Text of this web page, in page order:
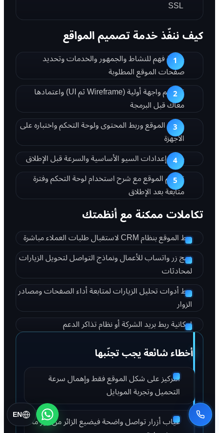
SSL
كيف ننفّذ خدمة تصميم المواقع
جلسة فهم للنشاط والجمهور والخدمات وتحديد
صفحات الموقع المطلوبة
تصميم واجهة أولية (Wireframe ثم UI) واعتمادها
معاك قبل البرمجة
برمجة الموقع وربط المحتوى ولوحة التحكم واختباره على
الأجهزة
ضبط إعدادات السيو الأساسية والسرعة قبل الإطلاق
تسليم الموقع مع شرح استخدام لوحة التحكم وفترة
متابعة بعد الإطلاق
تكاملات ممكنة مع أنظمتك
ربط الموقع بنظام CRM لاستقبال طلبات العملاء مباشرة
دمج زر واتساب للأعمال ونماذج التواصل لتحويل الزيارات
لمحادثات
ربط أدوات تحليل الزيارات لمتابعة أداء الصفحات ومصادر
الزوار
إمكانية ربط بريد الشركة أو نظام تذاكر الدعم
أخطاء شائعة يجب تجنّبها
التركيز على شكل الموقع فقط وإهمال سرعة
التحميل وتجربة الموبايل
غياب أزرار تواصل واضحة فيضيع الزائر من غير ما
EN